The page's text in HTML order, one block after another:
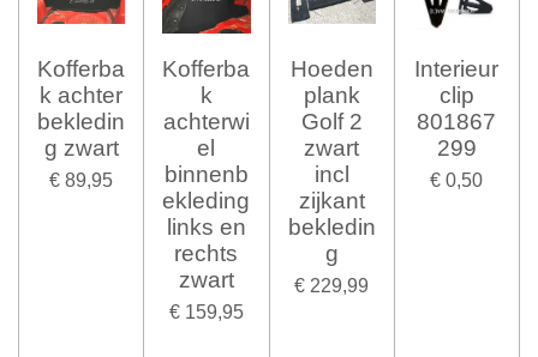
Kofferba
k achter
bekledin
g zwart
€ 89,95
Kofferba
k
achterwi
el
binnenb
ekleding
links en
rechts
zwart
€ 159,95
Hoeden
plank
Golf 2
zwart
incl
zijkant
bekledin
g
€ 229,99
Interieur
clip
801867
299
€ 0,50